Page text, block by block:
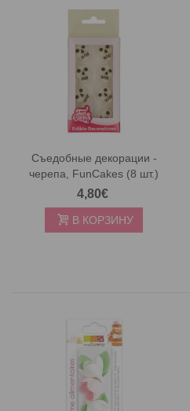
Съедобные декорации -
черепа, FunCakes (8 шт.)
4,80€
В КОРЗИНУ